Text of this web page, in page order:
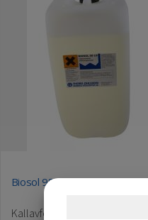
Biosol 98 LS
Kallavfettningsmedel